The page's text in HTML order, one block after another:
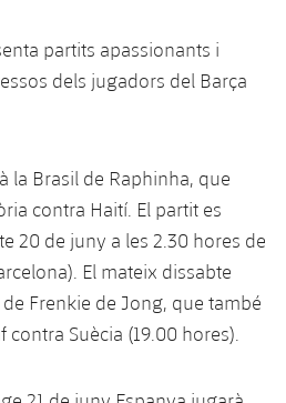
partits apassionants i
dels jugadors del Barça
la Brasil de Raphinha, que
contra Haití. El partit es
20 de juny a les 2.30 hores de
El mateix dissabte
Frenkie de Jong, que també
Suècia (19.00 hores).